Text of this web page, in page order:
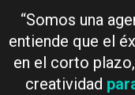
“Somos una
entiende que el
en el corto
creatividad